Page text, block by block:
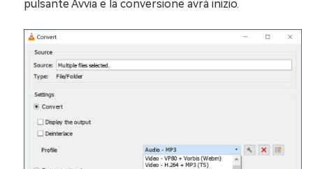
pulsante Avvia e la conversione avrà inizio.